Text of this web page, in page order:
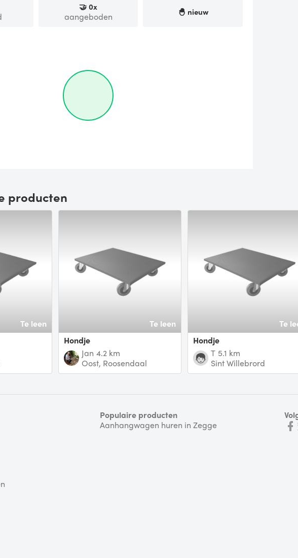
🤝0x
aangeboden 🐣 nieuw
producten
Te leen
Te leen
Hondje
Jan 4.2 km
Oost, Roosendaal
Te
Hondje
T 5.1 km
Sint Willebrord
Populaire producten
Aanhangwagen huren in Zegge